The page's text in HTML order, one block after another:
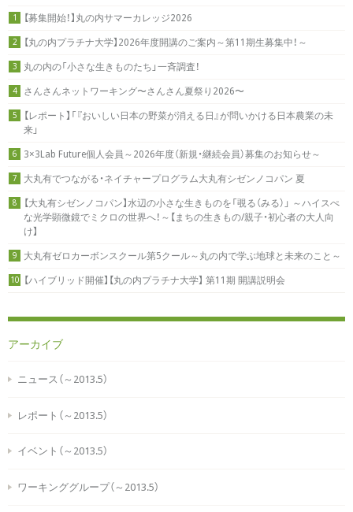
1 【募集開始！】丸の内サマーカレッジ2026
2 【丸の内プラチナ大学】2026年度開講のご案内～第11期生募集中！～
3 丸の内の「小さな生きものたち」一斉調査！
4 さんさんネットワーキング〜さんさん夏祭り2026〜
5
【レポート】「『おいしい日本の野菜が消える日』が問いかける日本農業の未
来」
6 3×3Lab Future個人会員～2026年度（新規・継続会員）募集のお知らせ～
7 大丸有でつながる・ネイチャープログラム大丸有シゼンノコパン 夏
8
【大丸有シゼンノコパン】水辺の小さな生きものを「覗る（みる）」 ～ハイスぺ
な光学顕微鏡でミクロの世界へ！～【まちの生きもの/親子・初心者の大人向
け】
9 大丸有ゼロカーボンスクール第5クール～丸の内で学ぶ地球と未来のこと～
10 【ハイブリッド開催】【丸の内プラチナ大学】 第11期 開講説明会
アーカイブ
ニュース（～2013.5）
レポート（～2013.5）
イベント（～2013.5）
ワーキンググループ（～2013.5）